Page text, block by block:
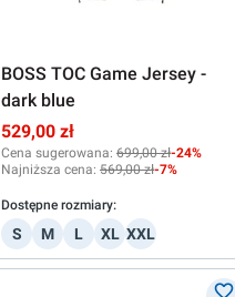
BOSS TOC Game Jersey -
dark blue
529,00 zł
Cena sugerowana: 699,00 zł-24%
Najniższa cena: 569,00 zł-7%
Dostępne rozmiary:
S M L XL XXL